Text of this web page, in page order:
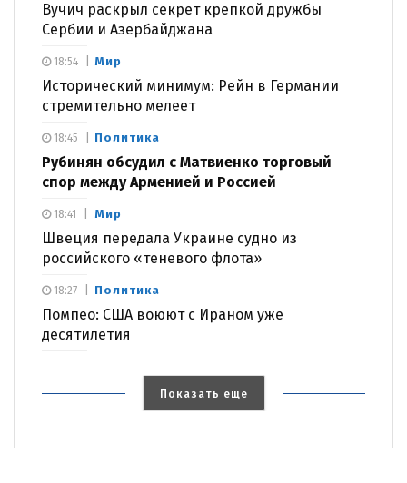
Вучич раскрыл секрет крепкой дружбы
Сербии и Азербайджана
Мир
Исторический минимум: Рейн в Германии
стремительно мелеет
18:54
Политика
Рубинян обсудил с Матвиенко торговый
спор между Арменией и Россией
18:45
Мир
Швеция передала Украине судно из
российского «теневого флота»
18:41
Политика
Помпео: США воюют с Ираном уже
десятилетия
18:27
Показать еще